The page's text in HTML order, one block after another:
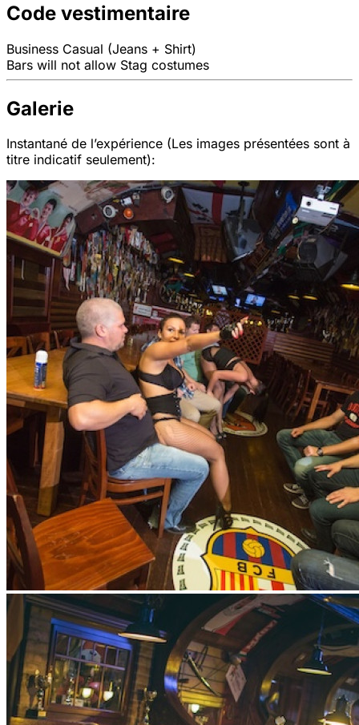
Code vestimentaire
Business Casual (Jeans + Shirt)
Bars will not allow Stag costumes
Galerie
Instantané de l’expérience (Les images présentées sont à
titre indicatif seulement):